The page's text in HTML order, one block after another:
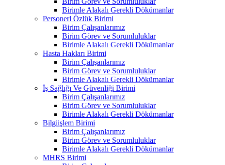
Birimle Alakalı Gerekli Dökümanlar
Personerl Özlük Birimi
Birim Çalışanlarımız
Birim Görev ve Sorumluluklar
Birimle Alakalı Gerekli Dökümanlar
Hasta Hakları Birimi
Birim Çalışanlarımız
Birim Görev ve Sorumluluklar
Birimle Alakalı Gerekli Dökümanlar
İş Sağlığı Ve Güvenliği Birimi
Birim Çalışanlarımız
Birim Görev ve Sorumluluklar
Birimle Alakalı Gerekli Dökümanlar
Bilgiişlem Birimi
Birim Çalışanlarımız
Birim Görev ve Sorumluluklar
Birimle Alakalı Gerekli Dökümanlar
MHRS Birimi